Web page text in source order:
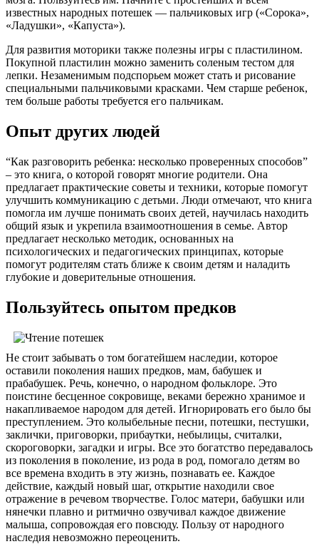
известных народных потешек — пальчиковых игр («Сорока»,
«Ладушки», «Капуста»).
Для развития моторики также полезны игры с пластилином.
Покупной пластилин можно заменить соленым тестом для
лепки. Незаменимым подспорьем может стать и рисование
специальными пальчиковыми красками. Чем старше ребенок,
тем больше работы требуется его пальчикам.
Опыт других людей
“Как разговорить ребенка: несколько проверенных способов”
– это книга, о которой говорят многие родители. Она
предлагает практические советы и техники, которые помогут
улучшить коммуникацию с детьми. Люди отмечают, что книга
помогла им лучше понимать своих детей, научилась находить
общий язык и укрепила взаимоотношения в семье. Автор
предлагает несколько методик, основанных на
психологических и педагогических принципах, которые
помогут родителям стать ближе к своим детям и наладить
глубокие и доверительные отношения.
Пользуйтесь опытом предков
Не стоит забывать о том богатейшем наследии, которое
оставили поколения наших предков, мам, бабушек и
прабабушек. Речь, конечно, о народном фольклоре. Это
поистине бесценное сокровище, веками бережно хранимое и
накапливаемое народом для детей. Игнорировать его было бы
преступлением. Это колыбельные песни, потешки, пестушки,
заклички, приговорки, прибаутки, небылицы, считалки,
скороговорки, загадки и игры. Все это богатство передавалось
из поколения в поколение, из рода в род, помогало детям во
все времена входить в эту жизнь, познавать ее. Каждое
действие, каждый новый шаг, открытие находили свое
отражение в речевом творчестве. Голос матери, бабушки или
нянечки плавно и ритмично озвучивал каждое движение
малыша, сопровождая его повсюду. Пользу от народного
наследия невозможно переоценить.